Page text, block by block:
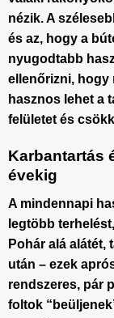
nézik. A
és az, hogy a
nyugodtabb
ellenőrizni, hogy
hasznos lehet a
felületet és
Karbantartás
évekig
A mindennapi
legtöbb
Pohár alá alátét,
után – ezek
rendszeres, pár
foltok